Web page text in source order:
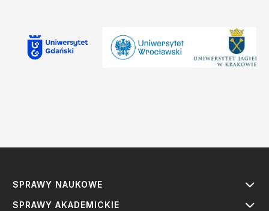
SPRAWY NAUKOWE
SPRAWY AKADEMICKIE